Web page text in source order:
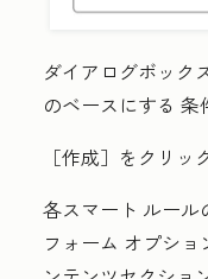
ダイアログボック
のベースにする 条
［作成］ をクリッ
各スマート ルール
フォーム オプショ